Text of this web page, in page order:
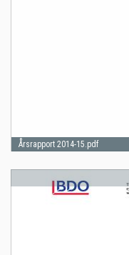
Årsrapport 2014-15.pdf